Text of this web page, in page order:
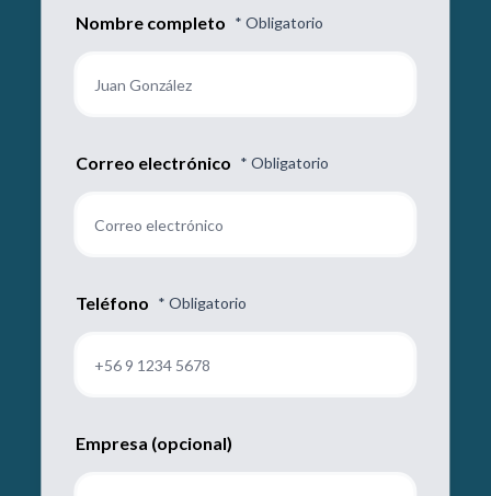
Nombre completo * Obligatorio
Correo electrónico * Obligatorio
Teléfono * Obligatorio
Empresa (opcional)